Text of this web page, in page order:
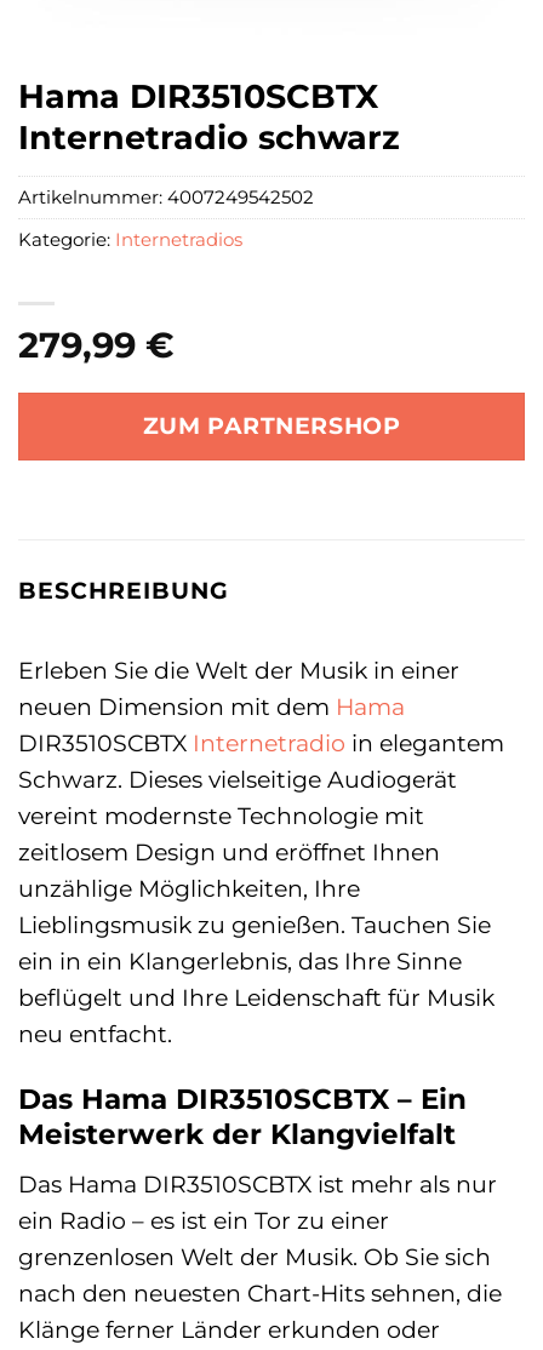
Hama DIR3510SCBTX
Internetradio schwarz
279,99 €
ZUM PARTNERSHOP
Artikelnummer: 4007249542502
Kategorie: Internetradios
BESCHREIBUNG
Erleben Sie die Welt der Musik in einer
neuen Dimension mit dem Hama
DIR3510SCBTX Internetradio in elegantem
Schwarz. Dieses vielseitige Audiogerät
vereint modernste Technologie mit
zeitlosem Design und eröffnet Ihnen
unzählige Möglichkeiten, Ihre
Lieblingsmusik zu genießen. Tauchen Sie
ein in ein Klangerlebnis, das Ihre Sinne
beflügelt und Ihre Leidenschaft für Musik
neu entfacht.
Das Hama DIR3510SCBTX – Ein
Meisterwerk der Klangvielfalt
Das Hama DIR3510SCBTX ist mehr als nur
ein Radio – es ist ein Tor zu einer
grenzenlosen Welt der Musik. Ob Sie sich
nach den neuesten Chart-Hits sehnen, die
Klänge ferner Länder erkunden oder